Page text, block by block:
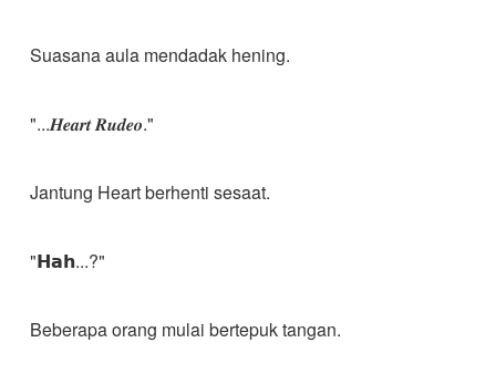
Suasana aula mendadak hening.
"...𝑯𝒆𝒂𝒓𝒕 𝑹𝒖𝒅𝒆𝒐."
Jantung Heart berhenti sesaat.
"𝗛𝗮𝗵...?"
Beberapa orang mulai bertepuk tangan.